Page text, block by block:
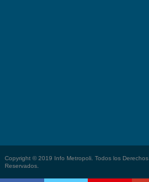
Copyright © 2019 Info Metropoli. Todos los Derechos
Reservados.